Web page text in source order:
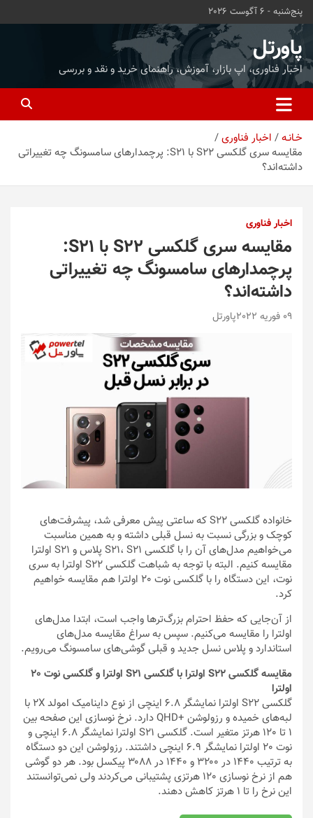
محتوا
بروید
پنج‌شنبه - 6 آگوست 2026
پاورتل
اخبار فناوری، اپ بازار، آموزش، راهنمای خرید و نقد و بررسی
خـانـه
اخبار فناوری
مقایسه سری گلکسی S22 با S21: پرچمدارهای سامسونگ چه تغییراتی
داشته‌اند؟
اخبار فناوری
مقایسه سری گلکسی S22 با S21:
پرچمدارهای سامسونگ چه تغییراتی
داشته‌اند؟
09 فوریه 2022 پاورتل
خانواده گلکسی S22 که ساعتی پیش معرفی شد، پیشرفت‌های
کوچک و بزرگی نسبت به نسل قبلی داشته و به همین مناسبت
می‌خواهیم مدل‌های آن را با گلکسی S21، S21 پلاس و S21 اولترا
مقایسه کنیم. البته با توجه به شباهت گلکسی S22 اولترا به سری
نوت، این دستگاه را با گلکسی نوت 20 اولترا هم مقایسه خواهیم
کرد.
از آن‌جایی که حفظ احترام بزرگ‌ترها واجب است، ابتدا مدل‌های
اولترا را مقایسه می‌کنیم. سپس به سراغ مقایسه مدل‌های
استاندارد و پلاس نسل جدید و قبلی گوشی‌های سامسونگ می‌رویم.
مقایسه گلکسی S22 اولترا با گلکسی S21 اولترا و گلکسی نوت 20
اولترا
گلکسی S22 اولترا نمایشگر 6.8 اینچی از نوع داینامیک امولد 2X با
لبه‌های خمیده و رزولوشن +QHD دارد. نرخ نوسازی این صفحه بین
1 تا 120 هرتز متغیر است. گلکسی S21 اولترا نمایشگر 6.8 اینچی و
نوت 20 اولترا نمایشگر 6.9 اینچی داشتند. رزولوشن این دو دستگاه
به ترتیب ۱۴۴۰ در ۳۲۰۰ و ۱۴۴۰ در ۳۰۸۸ پیکسل بود. هر دو گوشی
هم از نرخ نوسازی 120 هرتزی پشتیبانی می‌کردند ولی نمی‌توانستند
این نرخ را تا 1 هرتز کاهش دهند.